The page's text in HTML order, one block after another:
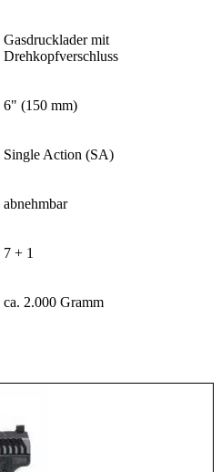
Gasdrucklader mit
Drehkopfverschluss
6" (150 mm)
Single Action (SA)
abnehmbar
7 + 1
ca. 2.000 Gramm